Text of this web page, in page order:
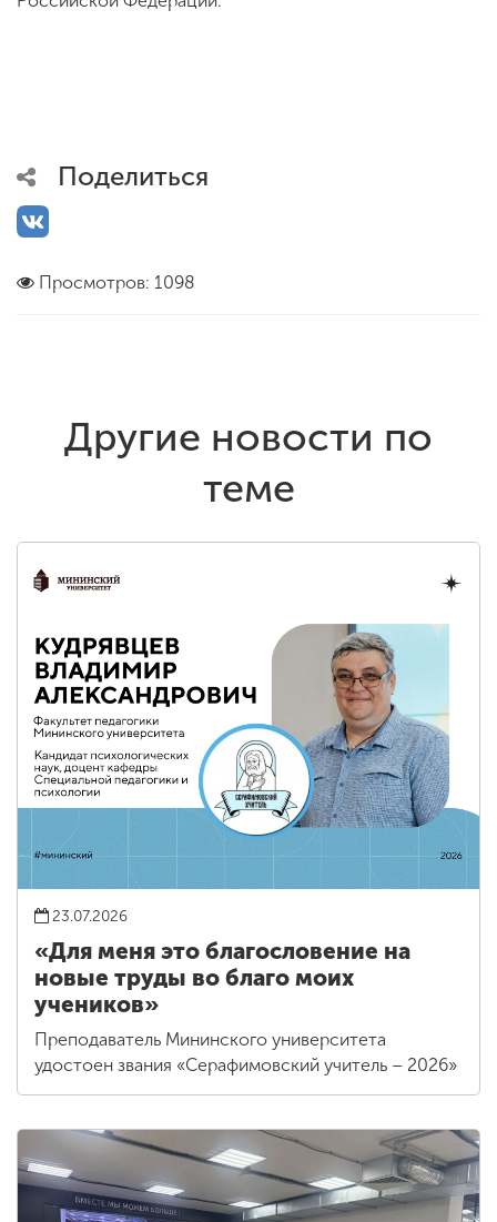
Поделиться
Просмотров: 1098
Другие новости по
теме
23.07.2026
«Для меня это благословение на
новые труды во благо моих
учеников»
Преподаватель Мининского университета
удостоен звания «Серафимовский учитель – 2026»